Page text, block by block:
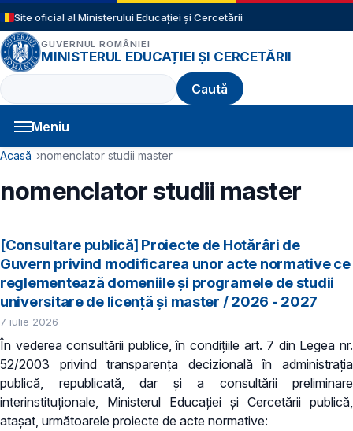
Sari la conținutul principal
Site oficial al Ministerului Educației și Cercetării
GUVERNUL ROMÂNIEI
MINISTERUL EDUCAȚIEI ȘI CERCETĂRII
Caută
Meniu
Navigație principală
Cale de navigare
Acasă nomenclator studii master
nomenclator studii master
[Consultare publică] Proiecte de Hotărâri de
Guvern privind modificarea unor acte normative ce
reglementează domeniile şi programele de studii
universitare de licență și master / 2026 - 2027
7 iulie 2026
În vederea consultării publice, în condiţiile art. 7 din Legea nr.
52/2003 privind transparenţa decizională în administraţia
publică, republicată, dar și a consultării preliminare
interinstituționale, Ministerul Educaţiei și Cercetării publică,
atașat, următoarele proiecte de acte normative: